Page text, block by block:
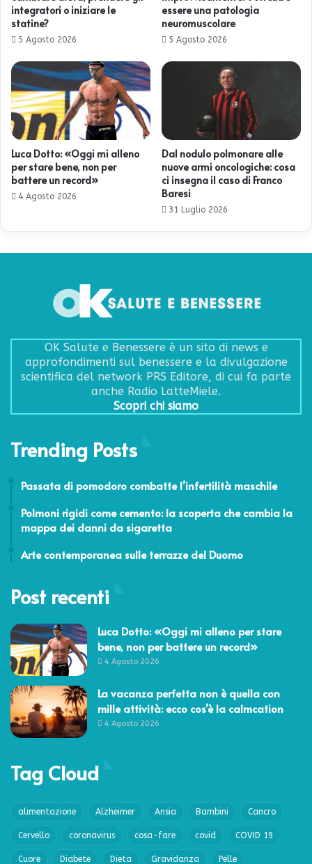
integratori o iniziare le
statine?
5 Agosto 2026
essere una patologia
neuromuscolare
5 Agosto 2026
Luca Dotto: «Oggi mi alleno
per stare bene, non per
battere un record»
4 Agosto 2026
Dal nodulo polmonare alle
nuove armi oncologiche: cosa
ci insegna il caso di Franco
Baresi
31 Luglio 2026
OK Salute e Benessere è un sito di news e
approfondimenti sul benessere e la divulgazione
scientifica del network PRS Editore, di cui fa parte
anche Radio LatteMiele.
Scopri chi siamo
Trending Posts
Passata di pomodoro combatte l’infertilità maschile
Polmoni rigidi come cemento: la scoperta che cambia la
mappa dei danni da sigaretta
Arte contemporanea sulle terrazze del Duomo
Post recenti
Luca Dotto: «Oggi mi alleno per stare
bene, non per battere un record»
4 Agosto 2026
La vacanza perfetta non è quella con
mille attività: ecco cos’è la calmcation
4 Agosto 2026
Tag Cloud
alimentazione Alzheimer Ansia Bambini Cancro
Cervello coronavirus cosa-fare covid COVID 19
Cuore Diabete Dieta Gravidanza Pelle